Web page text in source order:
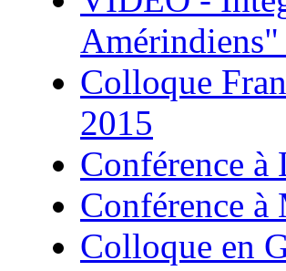
Colloque
2015
Conférence à
Conférence
Colloque en